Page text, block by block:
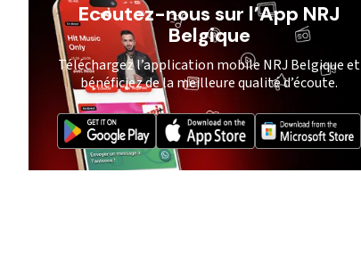
Ecoutez-nous sur l’App NRJ
Belgique
Téléchargez l’application mobile NRJ Belgique et
bénéficiez de la meilleure qualité d’écoute.